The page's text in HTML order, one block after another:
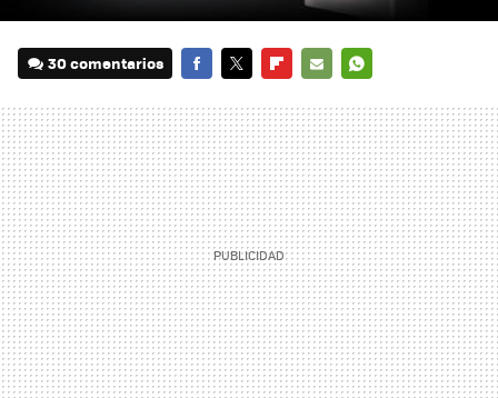
30 comentarios
MAIL